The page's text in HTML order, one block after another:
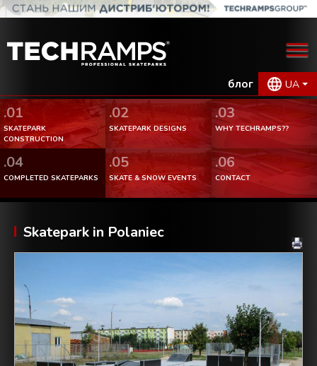
блог UA
.01
SKATEPARK
CONSTRUCTION
.02
SKATEPARK DESIGNS
.03
WHY TECHRAMPS??
.04
COMPLETED SKATEPARKS
.05
SKATE & SNOW EVENTS
.06
CONTACT
Skatepark in Polaniec